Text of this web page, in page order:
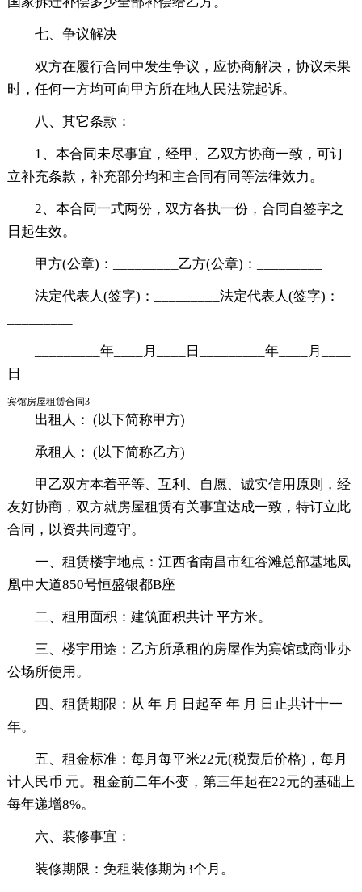
七、争议解决
双方在履行合同中发生争议，应协商解决，协议未果
时，任何一方均可向甲方所在地人民法院起诉。
八、其它条款：
1、本合同未尽事宜，经甲、乙双方协商一致，可订
立补充条款，补充部分均和主合同有同等法律效力。
2、本合同一式两份，双方各执一份，合同自签字之
日起生效。
甲方(公章)：_________乙方(公章)：_________
法定代表人(签字)：_________法定代表人(签字)：
_________年____月____日_________年____月____
日
宾馆房屋租赁合同3
出租人： (以下简称甲方)
承租人： (以下简称乙方)
甲乙双方本着平等、互利、自愿、诚实信用原则，经
友好协商，双方就房屋租赁有关事宜达成一致，特订立此
合同，以资共同遵守。
一、租赁楼宇地点：江西省南昌市红谷滩总部基地凤
凰中大道850号恒盛银都B座
二、租用面积：建筑面积共计 平方米。
三、楼宇用途：乙方所承租的房屋作为宾馆或商业办
公场所使用。
四、租赁期限：从 年 月 日起至 年 月 日止共计十一
年。
五、租金标准：每月每平米22元(税费后价格)，每月
计人民币 元。租金前二年不变，第三年起在22元的基础上
每年递增8%。
六、装修事宜：
装修期限：免租装修期为3个月。